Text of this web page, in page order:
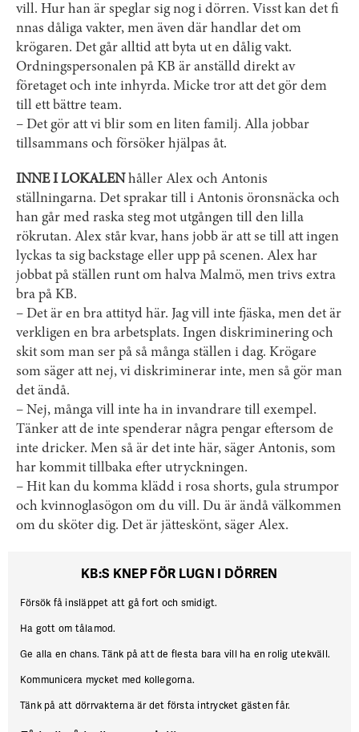
vill. Hur han är speglar sig nog i dörren. Visst kan det fi
nnas dåliga vakter, men även där handlar det om
krögaren. Det går alltid att byta ut en dålig vakt.
Ordningspersonalen på KB är anställd direkt av
företaget och inte inhyrda. Micke tror att det gör dem
till ett bättre team.
– Det gör att vi blir som en liten familj. Alla jobbar
tillsammans och försöker hjälpas åt.
INNE I LOKALEN håller Alex och Antonis
ställningarna. Det sprakar till i Antonis öronsnäcka och
han går med raska steg mot utgången till den lilla
rökrutan. Alex står kvar, hans jobb är att se till att ingen
lyckas ta sig backstage eller upp på scenen. Alex har
jobbat på ställen runt om halva Malmö, men trivs extra
bra på KB.
– Det är en bra attityd här. Jag vill inte fjäska, men det är
verkligen en bra arbetsplats. Ingen diskriminering och
skit som man ser på så många ställen i dag. Krögare
som säger att nej, vi diskriminerar inte, men så gör man
det ändå.
– Nej, många vill inte ha in invandrare till exempel.
Tänker att de inte spenderar några pengar eftersom de
inte dricker. Men så är det inte här, säger Antonis, som
har kommit tillbaka efter utryckningen.
– Hit kan du komma klädd i rosa shorts, gula strumpor
och kvinnoglasögon om du vill. Du är ändå välkommen
om du sköter dig. Det är jätteskönt, säger Alex.
KB:S KNEP FÖR LUGN I DÖRREN
Försök få insläppet att gå fort och smidigt.
Ha gott om tålamod.
Ge alla en chans. Tänk på att de flesta bara vill ha en rolig utekväll.
Kommunicera mycket med kollegorna.
Tänk på att dörrvakterna är det första intrycket gästen får.